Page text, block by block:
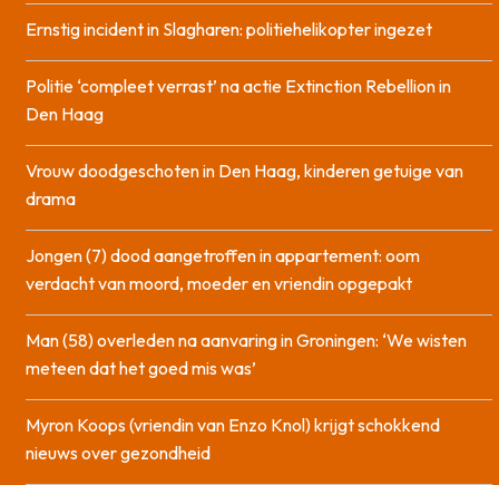
Ernstig incident in Slagharen: politiehelikopter ingezet
Politie ‘compleet verrast’ na actie Extinction Rebellion in
Den Haag
Vrouw doodgeschoten in Den Haag, kinderen getuige van
drama
Jongen (7) dood aangetroffen in appartement: oom
verdacht van moord, moeder en vriendin opgepakt
Man (58) overleden na aanvaring in Groningen: ‘We wisten
meteen dat het goed mis was’
Myron Koops (vriendin van Enzo Knol) krijgt schokkend
nieuws over gezondheid